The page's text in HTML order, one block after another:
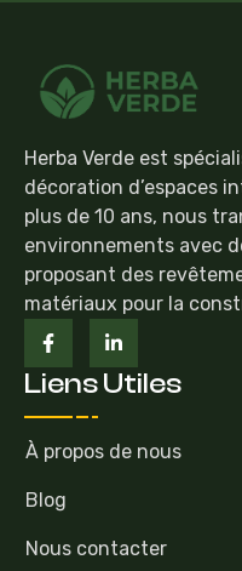
Herba Verde est
décoration d’espaces
plus de 10 ans, nous
environnements avec
proposant des
matériaux pour la
Liens Utiles
À propos de nous
Blog
Nous contacter